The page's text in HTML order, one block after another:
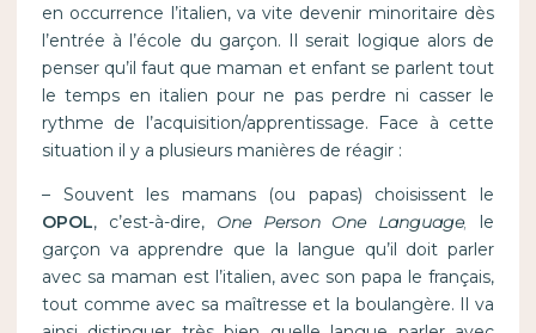
en occurrence l’italien, va vite devenir minoritaire dès
l’entrée à l’école du garçon. Il serait logique alors de
penser qu’il faut que maman et enfant se parlent tout
le temps en italien pour ne pas perdre ni casser le
rythme de l’acquisition/apprentissage. Face à cette
situation il y a plusieurs manières de réagir :
– Souvent les mamans (ou papas) choisissent le
OPOL, c’est-à-dire, One Person One Language, le
garçon va apprendre que la langue qu’il doit parler
avec sa maman est l’italien, avec son papa le français,
tout comme avec sa maîtresse et la boulangère. Il va